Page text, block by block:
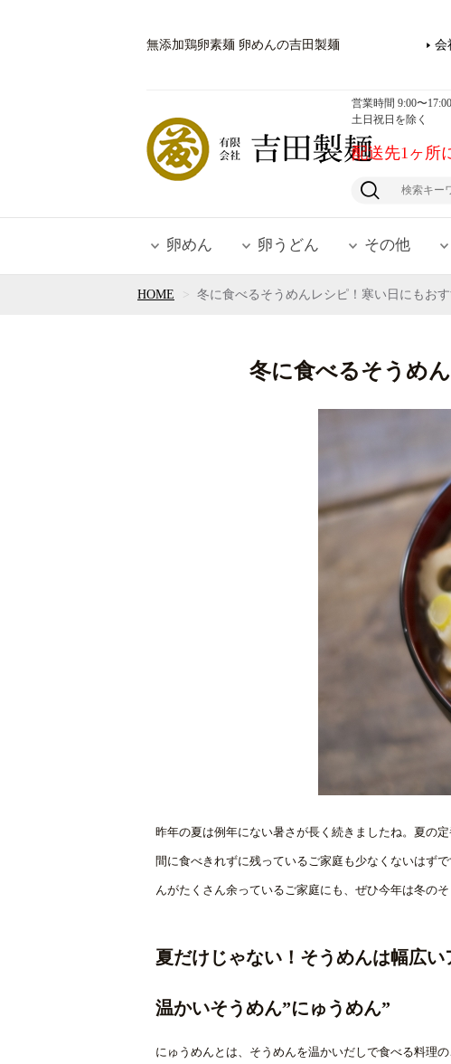
営業時間 9:00〜17:00
土日祝日を除く
配送先1ヶ所
無添加鶏卵素麺 卵めんの吉田製麺 会
卵めん 卵うどん その他
HOME 冬に食べるそうめんレシピ！寒い日にもお
冬に食べるそうめ
昨年の夏は例年にない暑さが長く続きましたね。夏の
間に食べきれずに残っているご家庭も少なくないはず
んがたくさん余っているご家庭にも、ぜひ今年は冬の
夏だけじゃない！そうめんは幅広
温かいそうめん”にゅうめん”
にゅうめんとは、そうめんを温かいだしで食べる料理